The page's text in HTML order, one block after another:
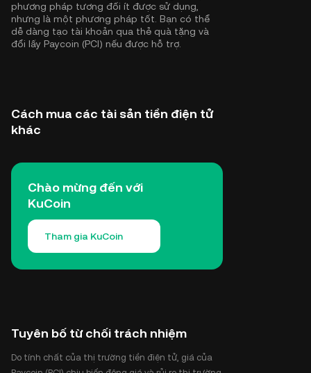
phương pháp tương đối ít được sử dụng,
nhưng là một phương pháp tốt. Bạn có thể
dễ dàng tạo tài khoản qua thẻ quà tặng và
đổi lấy Paycoin (PCI) nếu được hỗ trợ.
Cách mua các tài sản tiền điện tử
khác
Chào mừng đến với
KuCoin
Tham gia KuCoin
Tuyên bố từ chối trách nhiệm
Do tính chất của thị trường tiền điện tử, giá của